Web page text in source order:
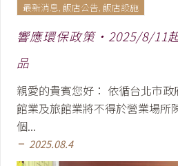
最新消息, 飯店公告, 飯店設施
響應環保政策•2025/8/11
品
親愛的貴賓您好： 依循台北市
館業及旅館業將不得於營業場所
個...
remove 2025.08.4